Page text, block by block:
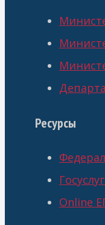
Ресурсы
Online